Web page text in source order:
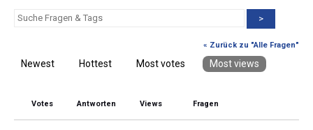
>
« Zurück zu "Alle Fragen"
Newest Hottest Most votes Most views
Votes Antworten Views Fragen